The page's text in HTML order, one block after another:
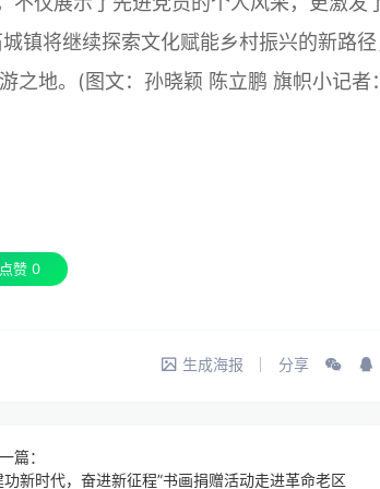
镇将继续探索文化赋能乡村振兴的新路径
之地。(图文：孙晓颖 陈立鹏 旗帜小记者：
点赞 0
生成海报 分享
篇：
功新时代，奋进新征程”书画捐赠活动走进革命老区